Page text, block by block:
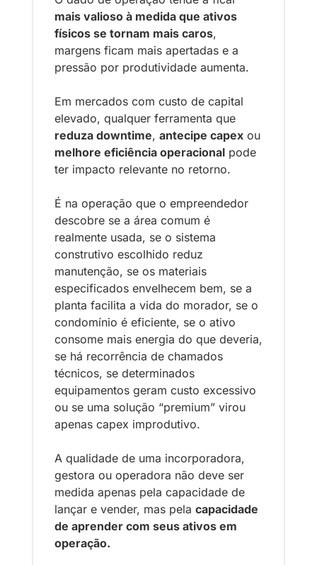
mais valioso à medida que ativos
físicos se tornam mais caros,
margens ficam mais apertadas e a
pressão por produtividade aumenta.
Em mercados com custo de capital
reduza downtime, antecipe capex
melhore eficiência operacional pode
ter impacto relevante no retorno.
É na operação que o empreendedor
descobre se a área comum é
realmente usada, se o sistema
construtivo escolhido reduz
manutenção, se os materiais
especificados envelhecem bem, se a
planta facilita a vida do morador, se o
condomínio é eficiente, se o ativo
consome mais energia do que deveria,
se há recorrência de chamados
técnicos, se determinados
equipamentos geram custo excessivo
ou se uma solução “premium” virou
apenas capex improdutivo.
A qualidade de uma incorporadora,
gestora ou operadora não deve ser
medida apenas pela capacidade de
lançar e vender, mas pela capacidade
de aprender com seus ativos em
operação.